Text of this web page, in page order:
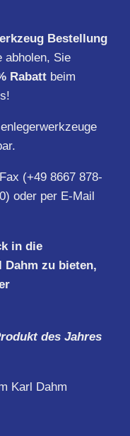
Bestellung
abholen, Sie
Rabatt beim
(+49 8667 878-
oder per E-Mail
in die
Dahm zu bieten,
des Jahres